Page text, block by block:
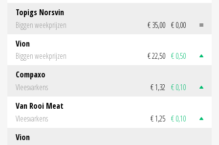
Topigs Norsvin
Biggen weekprijzen
€ 35,00 € 0,00
Vion
Biggen weekprijzen
€ 22,50 € 0,50
Compaxo
Vleesvarkens
€ 1,32 € 0,10
Van Rooi Meat
Vleesvarkens
€ 1,25 € 0,10
Vion